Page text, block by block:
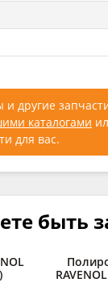
другие
каталогами
для вас.
быть